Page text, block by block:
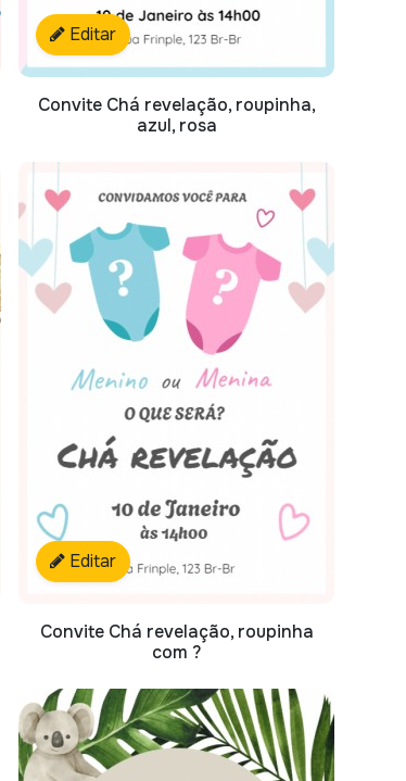
Editar
Convite Chá revelação, roupinha,
azul, rosa
Editar
Convite Chá revelação, roupinha
com ?